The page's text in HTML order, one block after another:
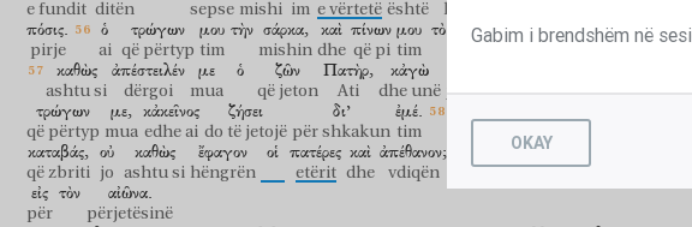
e fundit ditën sepse mishi im e vërtetë është haje
πόσις.
pirje
ὁ
ai
τρώγων
që përtyp
μου
tim
τὴν σάρκα,
mishin
καὶ
dhe
πίνων
që pi
μου
tim
τὸ αἷμα, ἐν ἐμοὶ μένει, κἀγὼ
καθὼς
ashtu si
ἀπέστειλέν
dërgoi
με
mua
ὁ ζῶν
që jeton
Πατὴρ,
Ati
κἀγὼ
dhe unë jetoj për shkak të Atit dhe
τρώγων
që përtyp
με,
mua
κἀκεῖνος
edhe ai
ζήσει
do të jetojë
δι’
për shkakun
ἐμέ.
tim është
καταβάς,
që zbriti
οὐ
jo
καθὼς
ashtu si
ἔφαγον
hëngrën
οἱ πατέρες
etërit
καὶ
dhe
ἀπέθανον;
vdiqën
τρώγων
që përtyp këtë
εἰς
për
τὸν αἰῶνα.
përjetësinë
Gabim i brendshëm në
OKAY